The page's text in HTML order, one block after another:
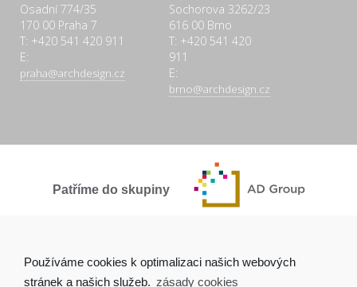
Osadní 774/35
170 00 Praha 7
T: +420 541 420 911
E:
praha@archdesign.cz
Sochorova 3262/23
616 00 Brno
T: +420 541 420
911
E:
brno@archdesign.cz
Patříme do skupiny
Používáme cookies k optimalizaci našich webových
stránek a našich služeb. zásady cookies